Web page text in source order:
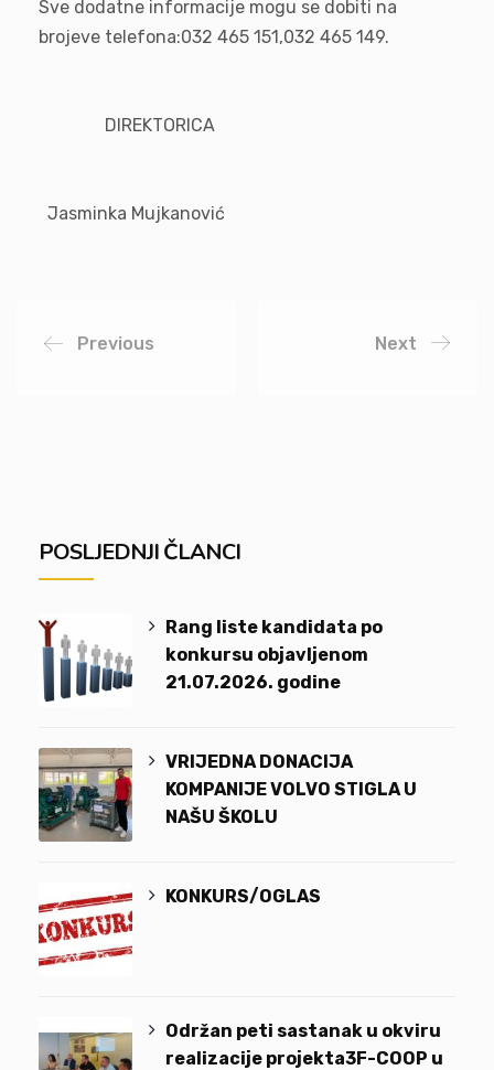
Sve dodatne informacije mogu se dobiti na
brojeve telefona:032 465 151­,032 465 149.
Jasminka Mujkanović
Previous Next
POSLJEDNJI ČLANCI
Rang liste kandidata po
konkursu objavljenom
21.07.2026. godine
VRIJEDNA DONACIJA
KOMPANIJE VOLVO STIGLA U
NAŠU ŠKOLU
KONKURS/OGLAS
Održan peti sastanak u okviru
realizacije projekta3F-COOP u